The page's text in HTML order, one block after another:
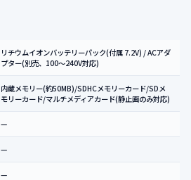
リチウムイオンバッテリーパック(付属 7.2V) / ACアダ
プター(別売、100～240V対応)
内蔵メモリー(約50MB)/SDHCメモリーカード/SDメ
モリーカード/マルチメディアカード(静止画のみ対応)
—
—
—